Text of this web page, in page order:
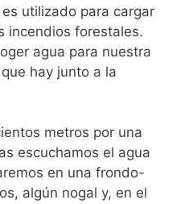
utilizado para cargar
incendios forestales.
agua para nuestra
hay junto a la
metros por una
escuchamos el agua
en una frondo-
algún nogal y, en el